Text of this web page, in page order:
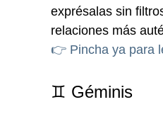
exprésalas sin
relaciones más
👉 Pincha ya para
♊ Géminis